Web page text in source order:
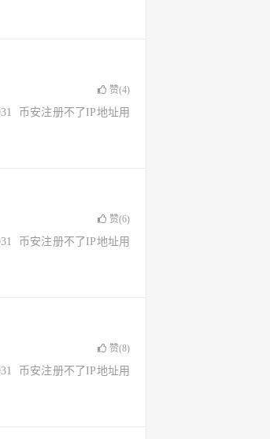
赞(4)
币安注册不了IP地址用
赞(6)
币安注册不了IP地址用
赞(8)
币安注册不了IP地址用